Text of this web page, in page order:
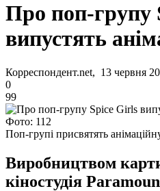
Про поп-групу
випустять
Корреспондент.net, 13 червня
0
99
Фото: 112
Поп-групі присвятять
Виробництвом
кіностудія